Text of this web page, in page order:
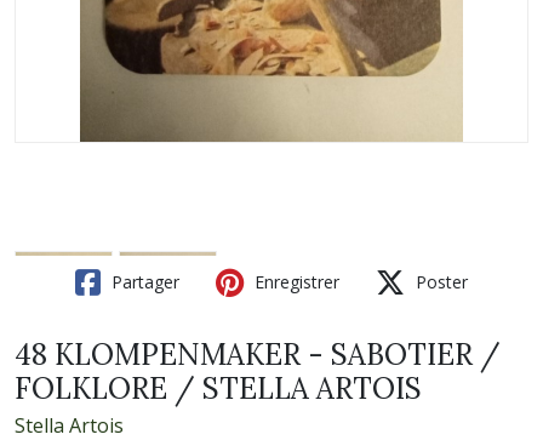
Partager Enregistrer Poster
48 KLOMPENMAKER - SABOTIER /
FOLKLORE / STELLA ARTOIS
Stella Artois